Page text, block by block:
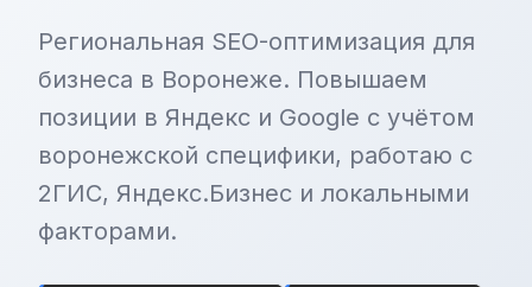
Региональная SEO-оптимизация для
бизнеса в Воронеже. Повышаем
позиции в Яндекс и Google с учётом
воронежской специфики, работаю с
2ГИС, Яндекс.Бизнес и локальными
факторами.